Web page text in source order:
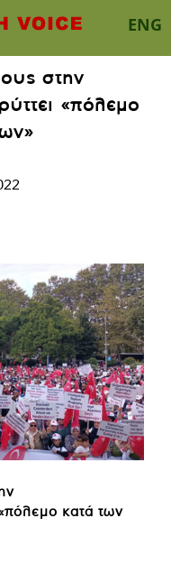
ENG
στην
«πόλεμο
κατά των